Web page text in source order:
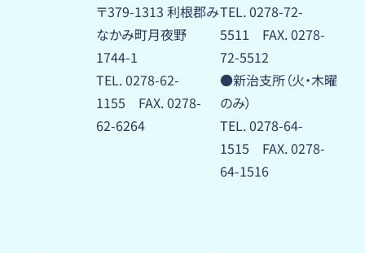
〒379-1313 利根郡み
なかみ町月夜野
1744-1
TEL. 0278-62-
1155 FAX. 0278-
62-6264
TEL. 0278-72-
5511 FAX. 0278-
72-5512
●新治支所（火・木曜
のみ）
TEL. 0278-64-
1515 FAX. 0278-
64-1516